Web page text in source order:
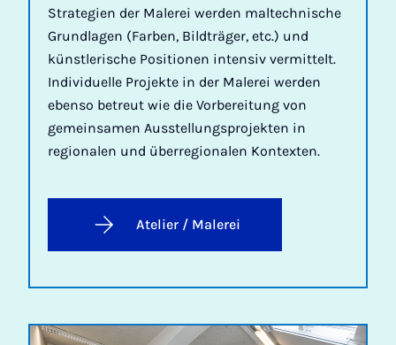
Strategien der Malerei werden maltechnische
Grundlagen (Farben, Bildträger, etc.) und
künstlerische Positionen intensiv vermittelt.
Individuelle Projekte in der Malerei werden
ebenso betreut wie die Vorbereitung von
gemeinsamen Ausstellungsprojekten in
regionalen und überregionalen Kontexten.
Atelier / Malerei